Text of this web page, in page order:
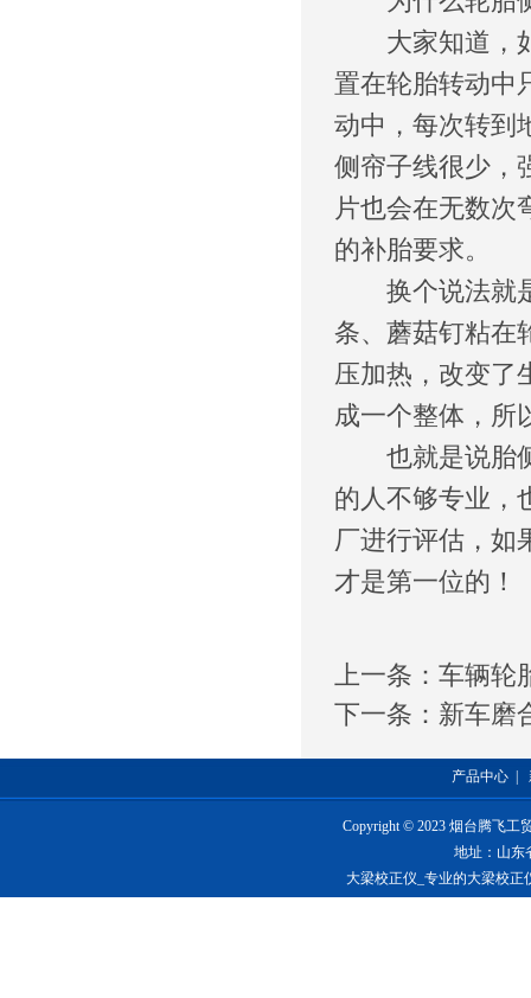
大家知道，如
置在轮胎转动中
动中，每次转到
侧帘子线很少，
片也会在无数次
的补胎要求。
换个说法就是
条、蘑菇钉粘在
压加热，改变了
成一个整体，所
也就是说胎侧
的人不够专业，
厂进行评估，如
才是第一位的！
上一条： 车辆轮
下一条： 新车磨
产品中心
Copyright © 2023 烟台腾飞工
地址：山东
大梁校正仪_专业的大梁校